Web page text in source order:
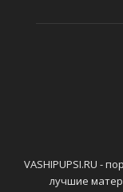
VASHIPUPSI.RU -
лучшие